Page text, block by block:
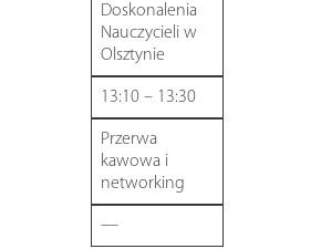
Doskonalenia
Nauczycieli w
Olsztynie
13:10 – 13:30
Przerwa
kawowa i
networking
—